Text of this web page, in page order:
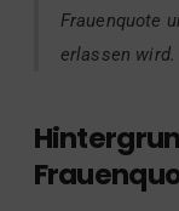
Frauenquote
erlassen wird.